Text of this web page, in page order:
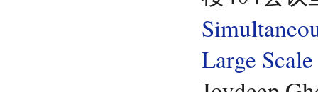
Large